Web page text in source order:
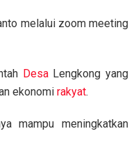
melalui zoom meeting
DesaLengkong yang
ekonomi rakyat.
mampu meningkatkan